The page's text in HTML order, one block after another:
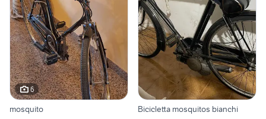
6
mosquito Bicicletta mosquitos bianchi